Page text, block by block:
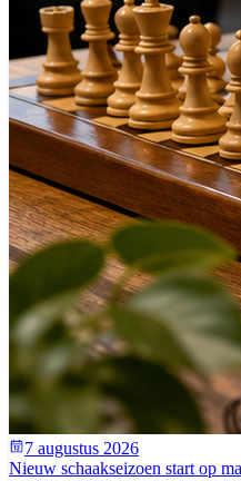
7 augustus 2026
Nieuw schaakseizoen start op